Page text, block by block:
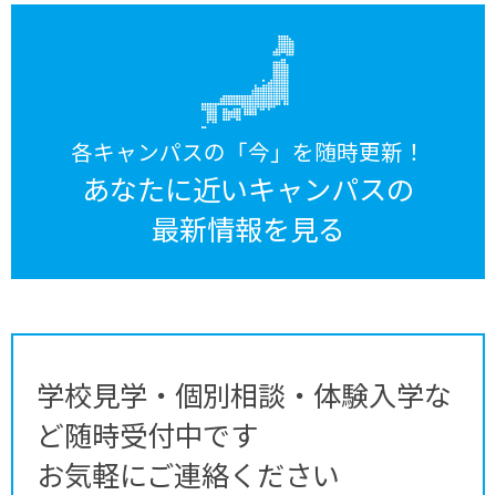
各キャンパスの「今」を随時更新！
あなたに近いキャンパスの
最新情報を見る
学校見学・個別相談・体験入学な
ど随時受付中です
お気軽にご連絡ください